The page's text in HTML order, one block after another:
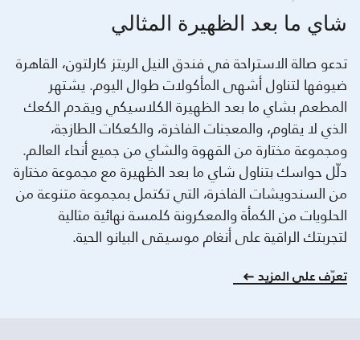
شاي ما بعد الظهيرة المثالي
تدعو صالة الاستراحة في فندق النيل الريتز كارلتون، القاهرة
ضيوفها لتناول أشهى المأكولات طوال اليوم. يشتهر
المطعم بشاي ما بعد الظهيرة الكلاسيكي ويقدم الكعك
الذي لا يقاوم، والمعجنات الفاخرة، والكعكات الطازجة،
ومجموعة مختارة من القهوة والشاي من جميع أنحاء العالم.
دلّل حواسك بتناول شاي ما بعد الظهيرة مع مجموعة مختارة
من السندويشات الفاخرة، التي تكتمل بمجموعة متنوعة من
الحلويات من الكمأة والمعكرونة كلمسة نهائية مثالية
لتجربتك الراقية على أنغام موسيقى البيانو الحية.
تعرّف على المزيد